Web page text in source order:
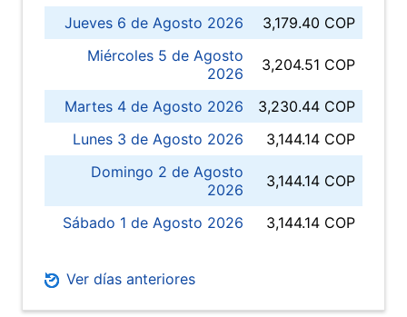
Jueves 6 de Agosto 2026
3,179.40 COP
Miércoles 5 de Agosto
2026
3,204.51 COP
Martes 4 de Agosto 2026
3,230.44 COP
Lunes 3 de Agosto 2026
3,144.14 COP
Domingo 2 de Agosto
2026
3,144.14 COP
Sábado 1 de Agosto 2026 3,144.14 COP
Ver días anteriores